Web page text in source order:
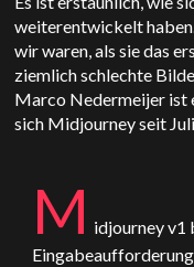
weiterentwickelt
wir waren, als sie das
ziemlich schlechte
Marco Nedermeijer ist
sich Midjourney seit
M idjourney v1